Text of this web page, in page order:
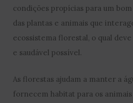
condições propícias para um
das plantas e animais que
ecossistema florestal, o qual
e saudável possível.
As florestas ajudam a manter a
fornecem habitat para os